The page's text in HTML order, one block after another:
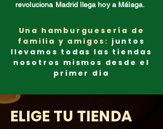
revoluciona Madrid llega hoy a Málaga.
Una hamburguesería de
familia y amigos: juntos
llevamos todas las tiendas
nosotros mismos desde el
primer día
ELIGE TU TIENDA